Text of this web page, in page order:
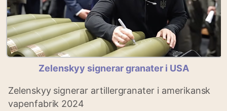
Zelenskyy signerar granater i USA
Zelenskyy signerar artillergranater i amerikansk
vapenfabrik 2024